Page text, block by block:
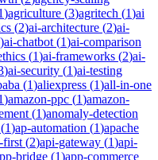
)agriculture (3)agritech (1)ai
(2)ai-architecture (2)ai-
)ai-chatbot (1)ai-comparison
(1)ai-frameworks (2)ai-
)ai-security (1)ai-testing
(1)aliexpress (1)all-in-one
)amazon-ppc (1)amazon-
(1)anomaly-detection
(1)ap-automation (1)apache
first (2)api-gateway (1)api-
bridge (1)app-commerce